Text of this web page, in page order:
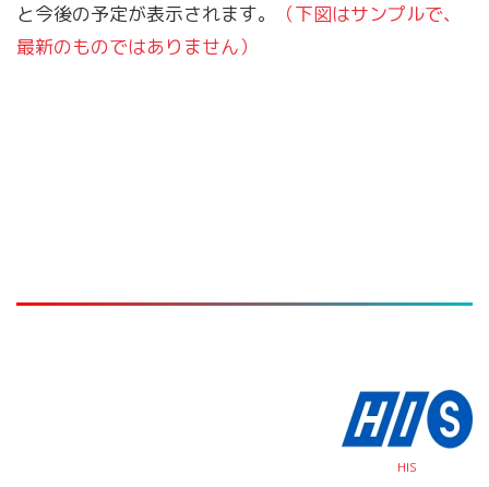
と今後の予定が表示されます。
（下図はサンプルで、
最新のものではありません）
HIS